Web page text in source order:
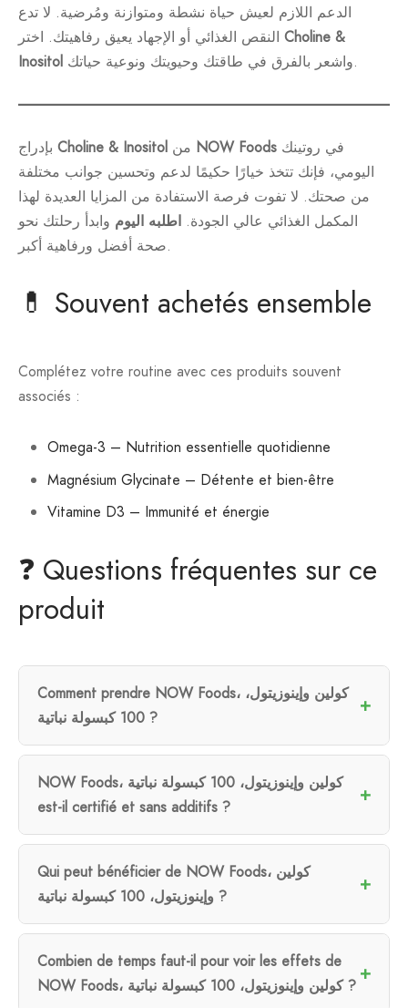
الدعم اللازم لعيش حياة نشطة ومتوازنة ومُرضية. لا تدع
Choline &
Inositol
واشعر بالفرق في طاقتك وحيويتك ونوعية حياتك.
Choline & Inositol NOW Foods
اليومي، فإنك تتخذ خيارًا حكيمًا لدعم وتحسين جوانب مختلفة
من صحتك. لا تفوت فرصة الاستفادة من المزايا العديدة لهذا
المكمل الغذائي عالي الجودة. اطلبه اليوم وابدأ رحلتك نحو
صحة أفضل ورفاهية أكبر.
💊 Souvent achetés ensemble
Complétez votre routine avec ces produits souvent
associés :
Omega-3 – Nutrition essentielle quotidienne
Magnésium Glycinate – Détente et bien-être
Vitamine D3 – Immunité et énergie
❓ Questions fréquentes sur ce
produit
Comment prendre NOW Foods، كولين وإينوزيتول،
100 كبسولة نباتية ?
NOW Foods، كولين وإينوزيتول، 100 كبسولة نباتية
est-il certifié et sans additifs ?
Qui peut bénéficier de NOW Foods، كولين
وإينوزيتول، 100 كبسولة نباتية ?
Combien de temps faut-il pour voir les effets de
NOW Foods، كولين وإينوزيتول، 100 كبسولة نباتية ?